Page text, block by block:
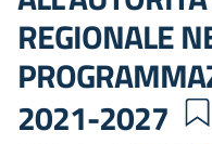
REGIONALE
2021-2027